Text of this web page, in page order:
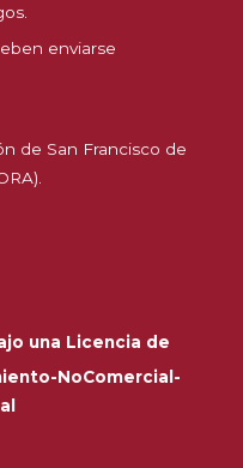
enviarse
de San Francisco de
una Licencia de
NoComercial-